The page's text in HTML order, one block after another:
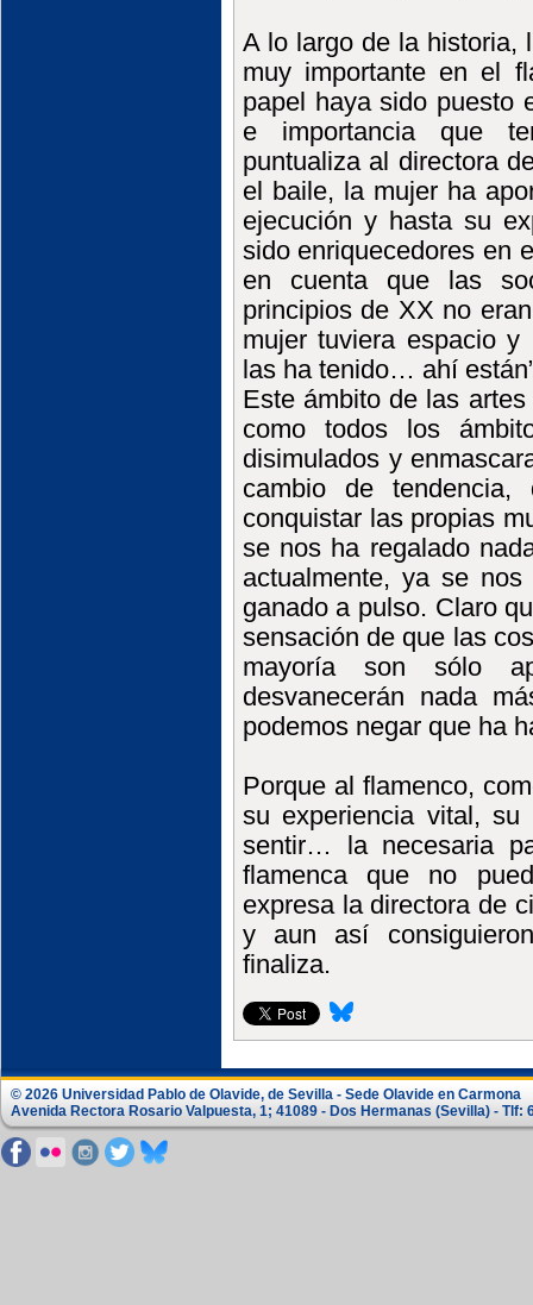
A lo largo de la historia,
muy importante en el
papel haya sido puesto
e importancia que
puntualiza al directora
el baile, la mujer ha
ejecución y hasta su
sido enriquecedores en
en cuenta que las
principios de XX no
mujer tuviera espacio
las ha tenido… ahí
Este ámbito de las
como todos los
disimulados y
cambio de
conquistar las propias
se nos ha regalado
actualmente, ya se
ganado a pulso. Claro
sensación de que las
mayoría son sólo
desvanecerán nada
podemos negar que ha
Porque al flamenco,
su experiencia vital,
sentir… la necesaria
flamenca que no
expresa la directora de
y aun así
finaliza.
© 2026 Universidad Pablo de Olavide, de Sevilla - Sede Olavide en Carmona
Avenida Rectora Rosario Valpuesta, 1; 41089 - Dos Hermanas (Sevilla) - Tlf: